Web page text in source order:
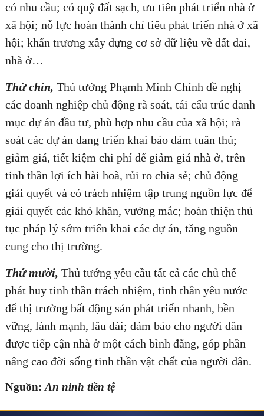
có nhu cầu; có quỹ đất sạch, ưu tiên phát triển nhà ở
xã hội; nỗ lực hoàn thành chỉ tiêu phát triển nhà ở xã
hội; khẩn trương xây dựng cơ sở dữ liệu về đất đai,
nhà ở…
Thứ chín, Thủ tướng Phạmh Minh Chính đề nghị
các doanh nghiệp chủ động rà soát, tái cấu trúc danh
mục dự án đầu tư, phù hợp nhu cầu của xã hội; rà
soát các dự án đang triển khai bảo đảm tuân thủ;
giảm giá, tiết kiệm chi phí để giảm giá nhà ở, trên
tinh thần lợi ích hài hoà, rủi ro chia sẻ; chủ động
giải quyết và có trách nhiệm tập trung nguồn lực để
giải quyết các khó khăn, vướng mắc; hoàn thiện thủ
tục pháp lý sớm triển khai các dự án, tăng nguồn
cung cho thị trường.
Thứ mười, Thủ tướng yêu cầu tất cả các chủ thể
phát huy tinh thần trách nhiệm, tinh thần yêu nước
để thị trường bất động sản phát triển nhanh, bền
vững, lành mạnh, lâu dài; đảm bảo cho người dân
được tiếp cận nhà ở một cách bình đẳng, góp phần
nâng cao đời sống tinh thần vật chất của người dân.
Nguồn:An ninh tiền tệ